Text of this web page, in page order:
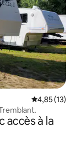
Évaluation
4,85 (13)
accès à la